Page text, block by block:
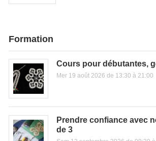
Formation
Cours pour débutantes,
Mer 19 août 2026 de 13:30 à 21:00
Prendre confiance avec
de 3